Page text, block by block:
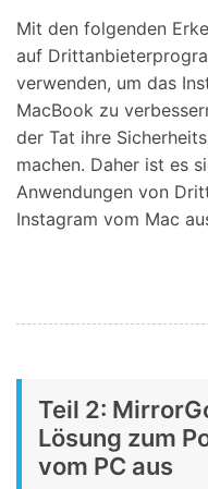
Mit den folgenden
auf
verwenden, um das
MacBook zu
der Tat ihre
machen. Daher ist es
Anwendungen von
Instagram vom Mac
Teil 2:
Lösung zum
vom PC aus